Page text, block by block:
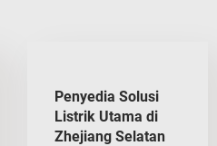
Penyedia Solusi
Listrik Utama di
Zhejiang Selatan